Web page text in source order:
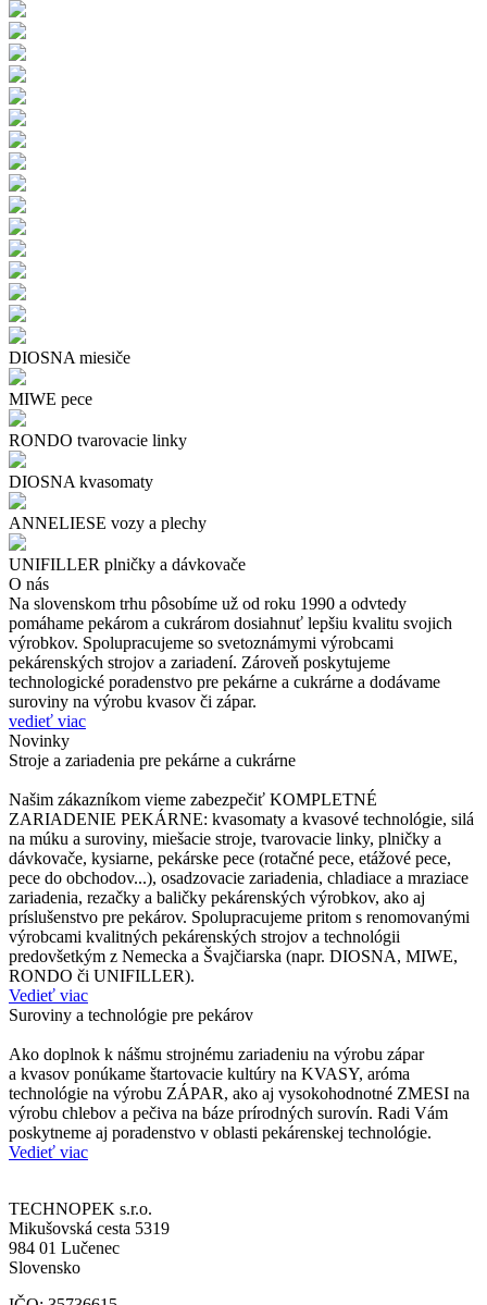
DIOSNA miesiče
MIWE pece
RONDO tvarovacie linky
DIOSNA kvasomaty
ANNELIESE vozy a plechy
UNIFILLER plničky a dávkovače
O nás
Na slovenskom trhu pôsobíme už od roku 1990 a odvtedy
pomáhame pekárom a cukrárom dosiahnuť lepšiu kvalitu svojich
výrobkov. Spolupracujeme so svetoznámymi výrobcami
pekárenských strojov a zariadení. Zároveň poskytujeme
technologické poradenstvo pre pekárne a cukrárne a dodávame
suroviny na výrobu kvasov či zápar.
vedieť viac
Novinky
Stroje a zariadenia pre pekárne a cukrárne
Našim zákazníkom vieme zabezpečiť KOMPLETNÉ
ZARIADENIE PEKÁRNE: kvasomaty a kvasové technológie, silá
na múku a suroviny, miešacie stroje, tvarovacie linky, plničky a
dávkovače, kysiarne, pekárske pece (rotačné pece, etážové pece,
pece do obchodov...), osadzovacie zariadenia, chladiace a mraziace
zariadenia, rezačky a baličky pekárenských výrobkov, ako aj
príslušenstvo pre pekárov. Spolupracujeme pritom s renomovanými
výrobcami kvalitných pekárenských strojov a technológii
predovšetkým z Nemecka a Švajčiarska (napr. DIOSNA, MIWE,
RONDO či UNIFILLER).
Vedieť viac
Suroviny a technológie pre pekárov
Ako doplnok k nášmu strojnému zariadeniu na výrobu zápar
a kvasov ponúkame štartovacie kultúry na KVASY, aróma
technológie na výrobu ZÁPAR, ako aj vysokohodnotné ZMESI na
výrobu chlebov a pečiva na báze prírodných surovín. Radi Vám
poskytneme aj poradenstvo v oblasti pekárenskej technológie.
Vedieť viac
TECHNOPEK s.r.o.
Mikušovská cesta 5319
984 01 Lučenec
Slovensko